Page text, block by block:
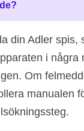
din Adler spis,
i några
Om
manualen